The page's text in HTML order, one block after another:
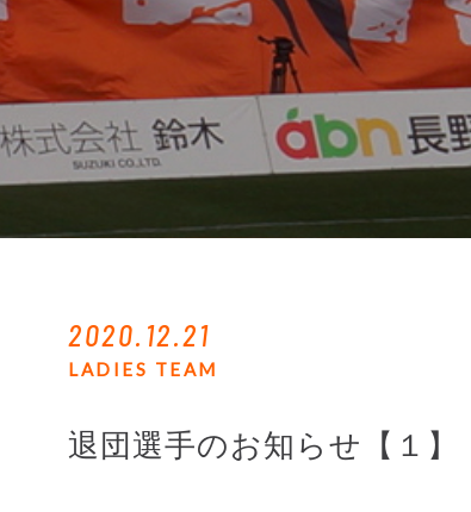
2020.12.21
LADIES TEAM
退団選手のお知らせ【１】